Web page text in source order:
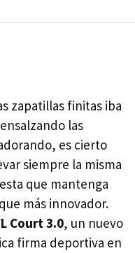
zapatillas finitas iba
las
es cierto
siempre la misma
que mantenga
más innovador.
Court 3.0, un nuevo
firma deportiva en